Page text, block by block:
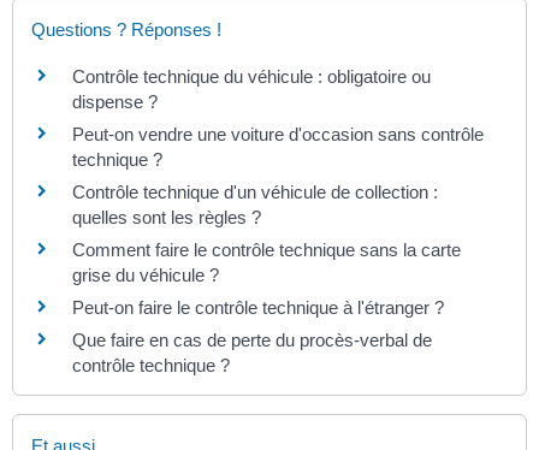
Questions ? Réponses !
Contrôle technique du véhicule : obligatoire ou
dispense ?
Peut-on vendre une voiture d'occasion sans contrôle
technique ?
Contrôle technique d'un véhicule de collection :
quelles sont les règles ?
Comment faire le contrôle technique sans la carte
grise du véhicule ?
Peut-on faire le contrôle technique à l'étranger ?
Que faire en cas de perte du procès-verbal de
contrôle technique ?
Et aussi